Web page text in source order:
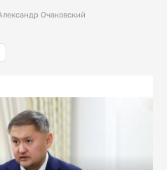
Очаковский